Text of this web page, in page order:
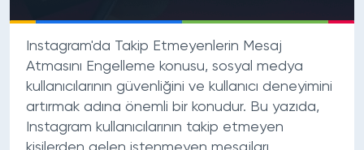
Instagram'da Takip Etmeyenlerin Mesaj
Atmasını Engelleme konusu, sosyal medya
kullanıcılarının güvenliğini ve kullanıcı deneyimini
artırmak adına önemli bir konudur. Bu yazıda,
Instagram kullanıcılarının takip etmeyen